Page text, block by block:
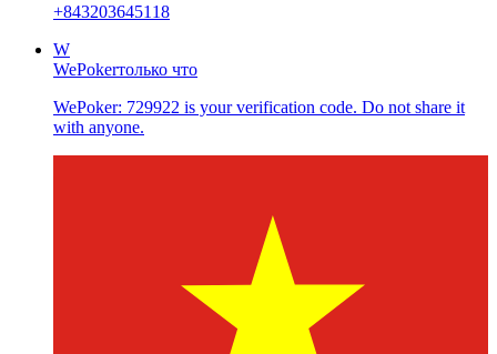
+843203645118
W
WePokerтолько что
WePoker: 729922 is your verification code. Do not share it
with anyone.